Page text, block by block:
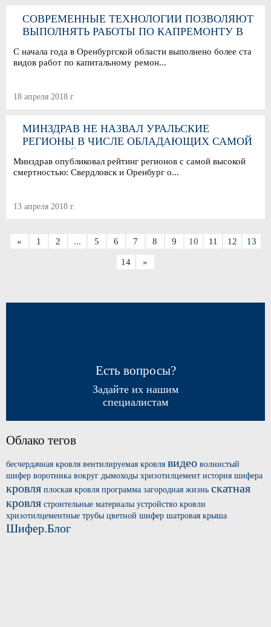
СОВРЕМЕННЫЕ ТЕХНОЛОГИИ ПОЗВОЛЯЮТ
ВЫПОЛНЯТЬ РАБОТЫ ПО КАПРЕМОНТУ В
С начала года в Оренбургской области выполнено более ста
видов работ по капитальному ремон...
18 апреля 2018 г.
МИНЗДРАВ НЕ НАЗВАЛ УРАЛЬСКИЕ
РЕГИОНЫ В ЧИСЛЕ ОБЛАДАЮЩИХ САМОЙ
Минздрав опубликовал рейтинг регионов с самой высокой
смертностью: Свердловск и Оренбург о...
13 апреля 2018 г.
« 1 2 ... 5 6 7 8 9 10 11 12 13
14 »
Есть вопросы?
Задайте их нашим
специалистам
Облако тегов
бесчердачная кровля вентилируемая кровля видео волнистый
шифер воротника вокруг дымоходы хризотилцемент история шифера
кровля плоская кровля программа загородная жизнь скатная
кровля строительные материалы устройство кровли
хризотилцементные трубы цветной шифер шатровая крыша
Шифер.Блог